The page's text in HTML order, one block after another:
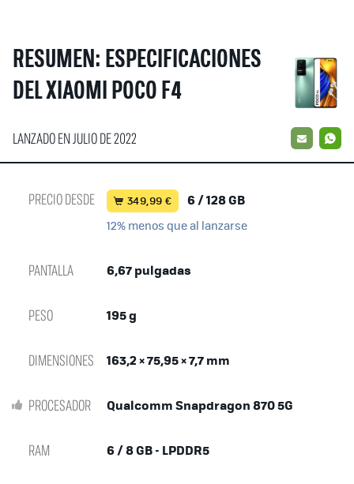
RESUMEN: ESPECIFICACIONES
DEL XIAOMI POCO F4
LANZADO EN JULIO DE 2022 EMAIL
PRECIO DESDE 349,99 € 6 / 128 GB
12% menos que al lanzarse
PANTALLA 6,67 pulgadas
PESO 195 g
DIMENSIONES 163,2 × 75,95 × 7,7 mm
PROCESADOR Qualcomm Snapdragon 870 5G
RAM 6 / 8 GB - LPDDR5